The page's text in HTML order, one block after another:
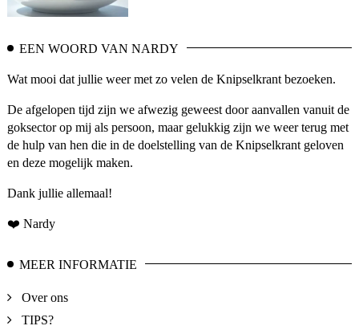
EEN WOORD VAN NARDY
Wat mooi dat jullie weer met zo velen de Knipselkrant bezoeken.
De afgelopen tijd zijn we afwezig geweest door aanvallen vanuit de
goksector op mij als persoon, maar gelukkig zijn we weer terug met
de hulp van hen die in de doelstelling van de Knipselkrant geloven
en deze mogelijk maken.
Dank jullie allemaal!
❤️ Nardy
MEER INFORMATIE
Over ons
TIPS?